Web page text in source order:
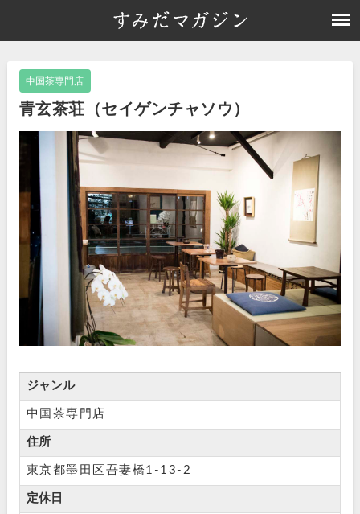
中国茶専門店
青玄茶荘（セイゲンチャソウ）
ジャンル
中国茶専門店
住所
東京都墨田区吾妻橋1-13-2
定休日